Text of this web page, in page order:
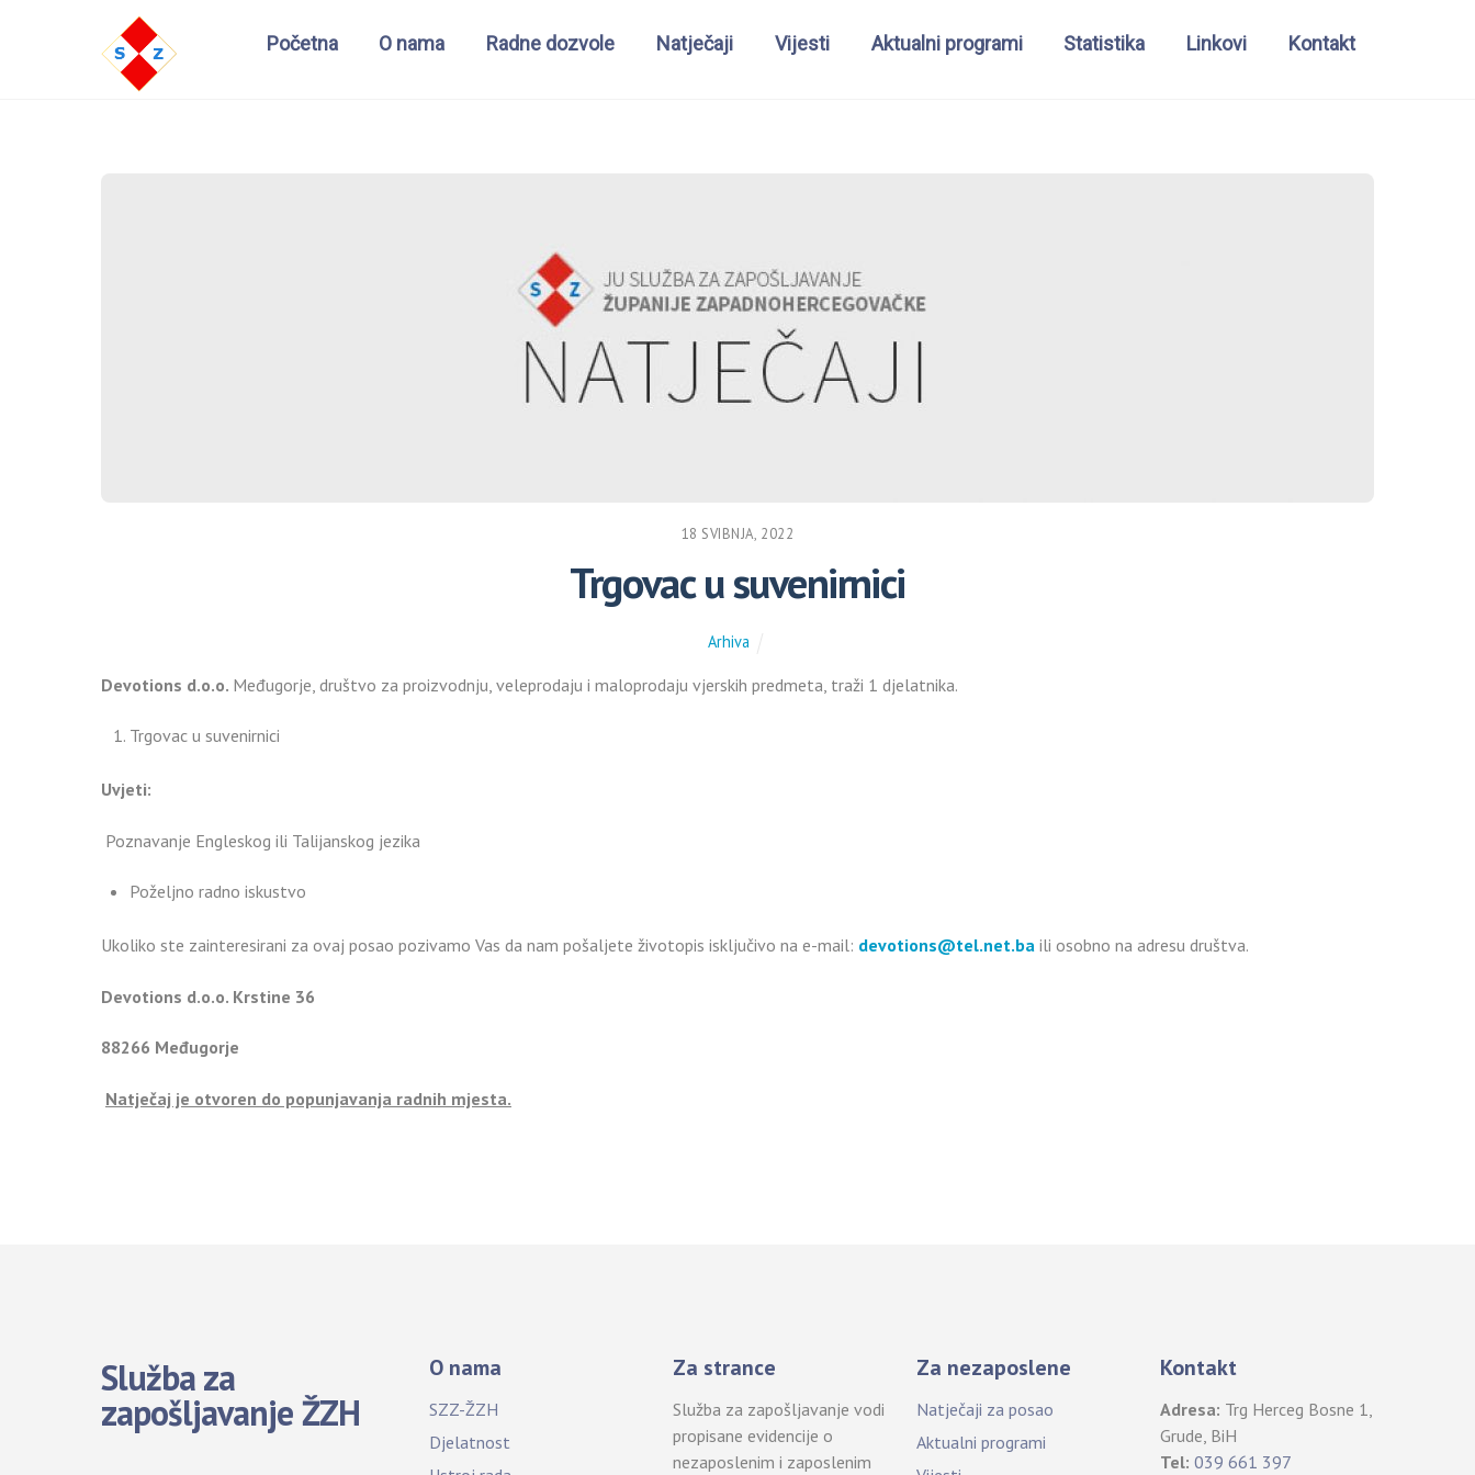
Početna O nama Radne dozvole Natječaji Vijesti Aktualni programi Statistika Linkovi Kontakt
18 SVIBNJA, 2022
Trgovac u suvenirnici
Arhiva
Devotions d.o.o. Međugorje, društvo za proizvodnju, veleprodaju i maloprodaju vjerskih predmeta, traži 1 djelatnika.
Trgovac u suvenirnici
Uvjeti:
Poznavanje Engleskog ili Talijanskog jezika
Poželjno radno iskustvo
Ukoliko ste zainteresirani za ovaj posao pozivamo Vas da nam pošaljete životopis isključivo na e-mail: devotions@tel.net.ba ili osobno na adresu društva.
Devotions d.o.o. Krstine 36
88266 Međugorje
Natječaj je otvoren do popunjavanja radnih mjesta.
Služba za
zapošljavanje ŽZH
O nama
SZZ-ŽZH
Djelatnost
Za strance
Služba za zapošljavanje vodi
propisane evidencije o
nezaposlenim i zaposlenim
Za nezaposlene
Natječaji za posao
Aktualni programi
Kontakt
Adresa: Trg Herceg Bosne 1,
Grude, BiH
Tel: 039 661 397